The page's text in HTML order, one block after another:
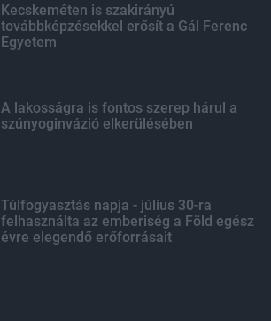
Kecskeméten is szakirányú
továbbképzésekkel erősít a Gál Ferenc
Egyetem
A lakosságra is fontos szerep hárul a
szúnyoginvázió elkerülésében
Túlfogyasztás napja - július 30-ra
felhasználta az emberiség a Föld egész
évre elegendő erőforrásait